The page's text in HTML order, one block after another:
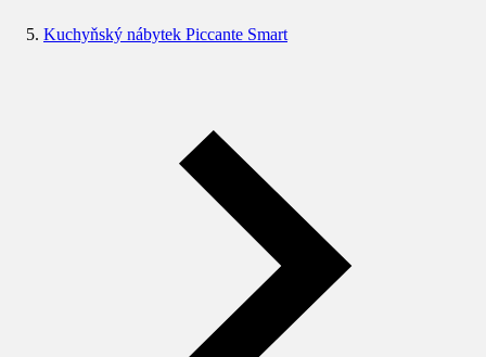
Kuchyňský nábytek Piccante Smart